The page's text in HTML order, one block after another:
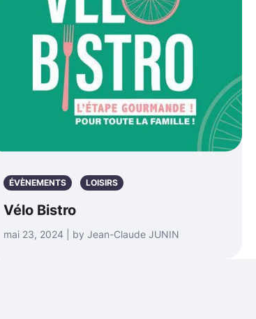
ÉVÈNEMENTS LOISIRS
Vélo Bistro
mai 23, 2024 | by Jean-Claude JUNIN